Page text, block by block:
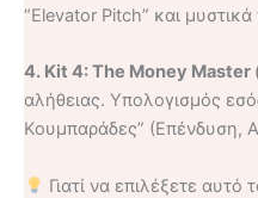
“Elevator Pitch” και μυστικά
4. Kit 4: The Money Master
αλήθειας. Υπολογισμός
Κουμπαράδες” (Επένδυση,
Γιατί να επιλέξετε αυτό